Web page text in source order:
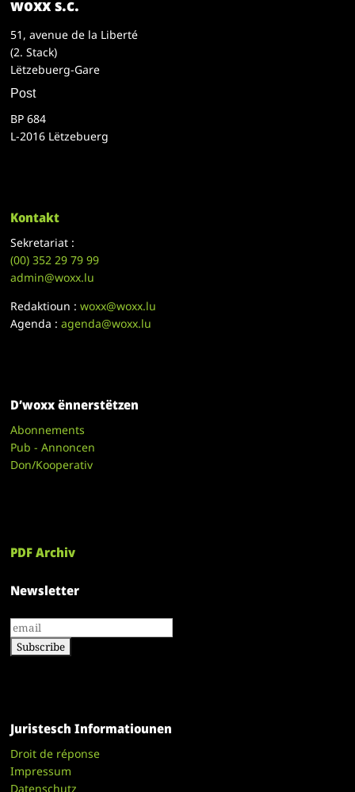
woxx s.c.
51, avenue de la Liberté
(2. Stack)
Lëtzebuerg-Gare
Post
BP 684
L-2016 Lëtzebuerg
Kontakt
Sekretariat :
(00)352 29 79 99
admin@woxx.lu
Redaktioun :woxx@woxx.lu
Agenda :agenda@woxx.lu
D’woxx ënnerstëtzen
Abonnements
Pub - Annoncen
Don/Kooperativ
PDF Archiv
Newsletter
Juristesch Informatiounen
Droit de réponse
Impressum
Datenschutz